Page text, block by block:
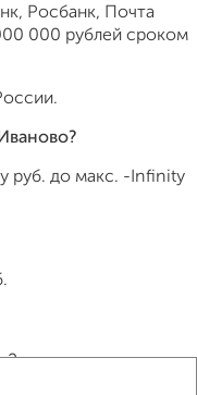
Росбанк, Почта
000 рублей сроком
руб. до макс. -Infinity